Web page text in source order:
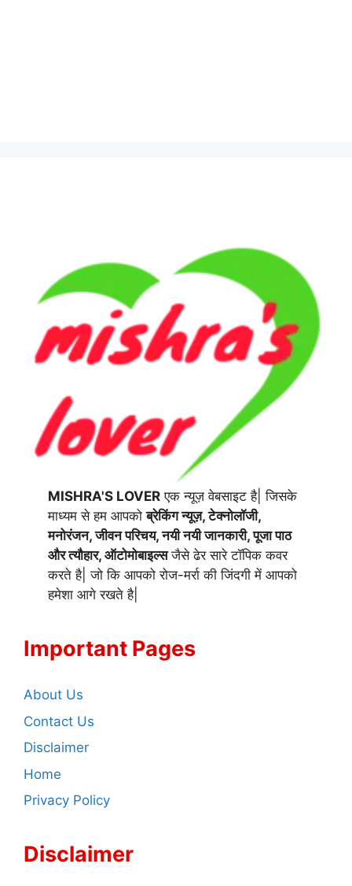
MISHRA'S LOVER एक न्यूज़ वेबसाइट है| जिसके
माध्यम से हम आपकोब्रेकिंग न्यूज़, टेक्नोलॉजी,
मनोरंजन, जीवन परिचय, नयी नयी जानकारी, पूजा पाठ
और त्यौहार, ऑटोमोबाइल्सजैसे ढेर सारे टॉपिक कवर
करते है| जो कि आपको रोज-मर्रा की जिंदगी में आपको
हमेशा आगे रखते है|
Important Pages
About Us
Contact Us
Disclaimer
Home
Privacy Policy
Disclaimer